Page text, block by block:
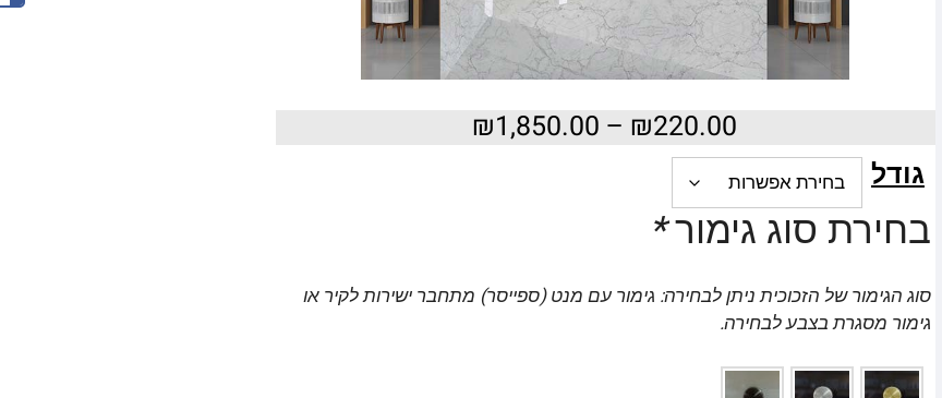
₪220.00
–
₪1,850.00
גודל
בחירת סוג גימור*
סוג הגימור של הזכוכית ניתן לבחירה: גימור עם מנט (ספייסר) מתחבר ישירות לקיר או
גימור מסגרת בצבע לבחירה.